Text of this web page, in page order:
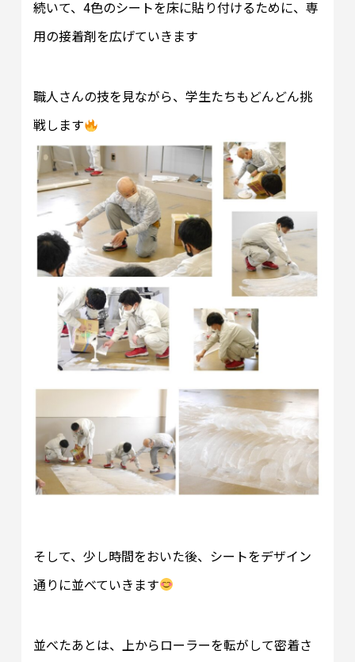
続いて、4色のシートを床に貼り付けるために、専
用の接着剤を広げていきます
職人さんの技を見ながら、学生たちもどんどん挑
戦します
そして、少し時間をおいた後、シートをデザイン
通りに並べていきます
並べたあとは、上からローラーを転がして密着さ